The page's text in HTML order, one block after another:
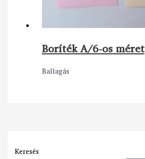
Keresés
Boríték A/6-os méret
Ballagás